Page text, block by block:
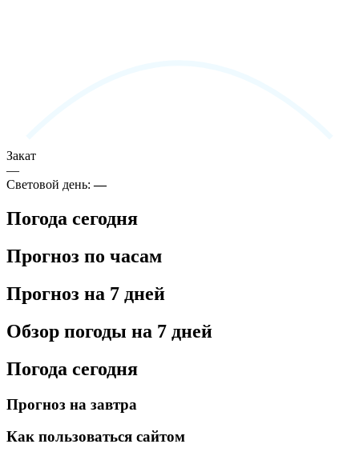
Закат
—
Световой день:—
Погода сегодня
Прогноз по часам
Прогноз на 7 дней
Обзор погоды на 7 дней
Погода сегодня
Прогноз на завтра
Как пользоваться сайтом